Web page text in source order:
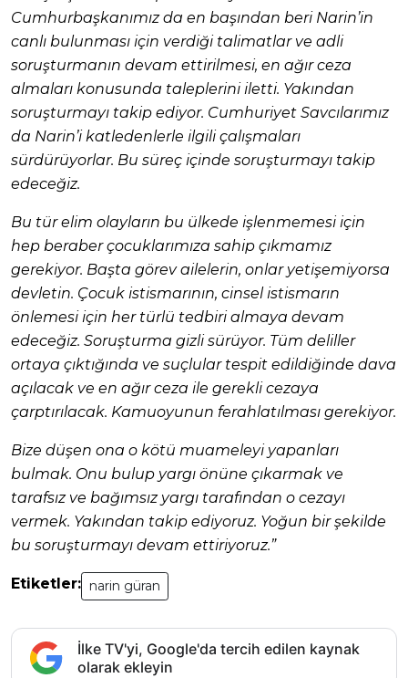
Cumhurbaşkanımız da en başından beri Narin’in
canlı bulunması için verdiği talimatlar ve adli
soruşturmanın devam ettirilmesi, en ağır ceza
almaları konusunda taleplerini iletti. Yakından
soruşturmayı takip ediyor. Cumhuriyet Savcılarımız
da Narin’i katledenlerle ilgili çalışmaları
sürdürüyorlar. Bu süreç içinde soruşturmayı takip
edeceğiz.
Bu tür elim olayların bu ülkede işlenmemesi için
hep beraber çocuklarımıza sahip çıkmamız
gerekiyor. Başta görev ailelerin, onlar yetişemiyorsa
devletin. Çocuk istismarının, cinsel istismarın
önlemesi için her türlü tedbiri almaya devam
edeceğiz. Soruşturma gizli sürüyor. Tüm deliller
ortaya çıktığında ve suçlular tespit edildiğinde dava
açılacak ve en ağır ceza ile gerekli cezaya
çarptırılacak. Kamuoyunun ferahlatılması gerekiyor.
Bize düşen ona o kötü muameleyi yapanları
bulmak. Onu bulup yargı önüne çıkarmak ve
tarafsız ve bağımsız yargı tarafından o cezayı
vermek. Yakından takip ediyoruz. Yoğun bir şekilde
bu soruşturmayı devam ettiriyoruz.”
Etiketler: narin güran
İlke TV'yi, Google'da tercih edilen kaynak
olarak ekleyin